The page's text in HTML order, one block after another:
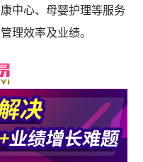
中心、母婴护理等服务
理效率及业绩。